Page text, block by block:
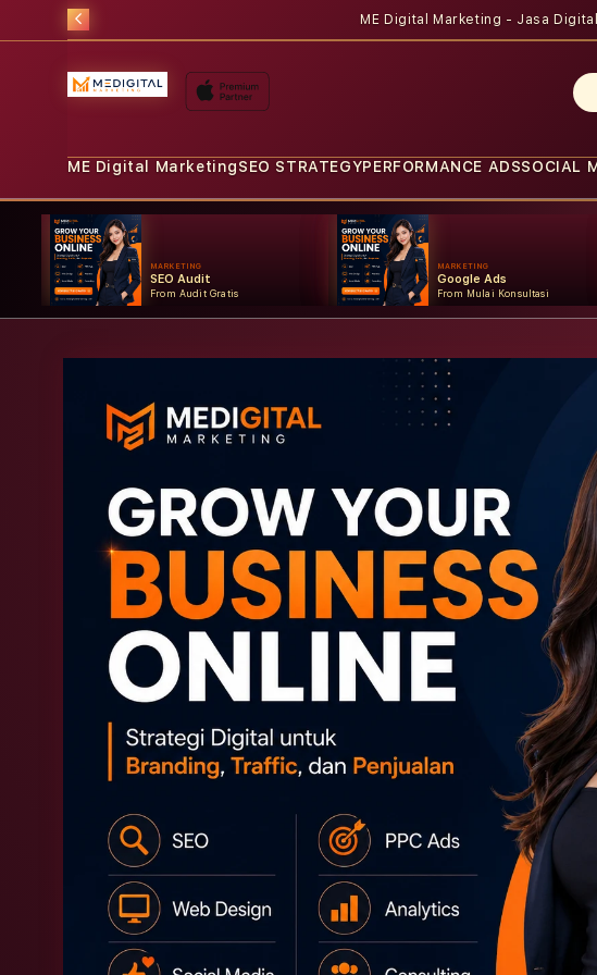
ME Digital Marketing - Jasa
ME Digital MarketingSEO STRATEGYPERFORMANCE ADSSOCIAL
MARKETING
SEO Audit
From Audit Gratis
MARKETING
Google Ads
From Mulai Konsultasi
Skip to
information